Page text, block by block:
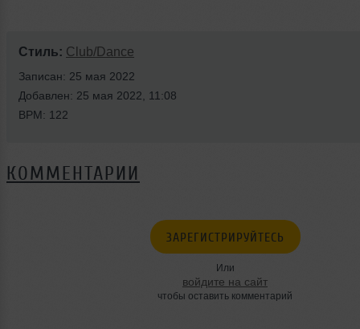
Стиль: Club/Dance
Записан: 25 мая 2022
Добавлен: 25 мая 2022, 11:08
BPM: 122
КОММЕНТАРИИ
ЗАРЕГИСТРИРУЙТЕСЬ
Или
войдите на сайт
чтобы оставить комментарий